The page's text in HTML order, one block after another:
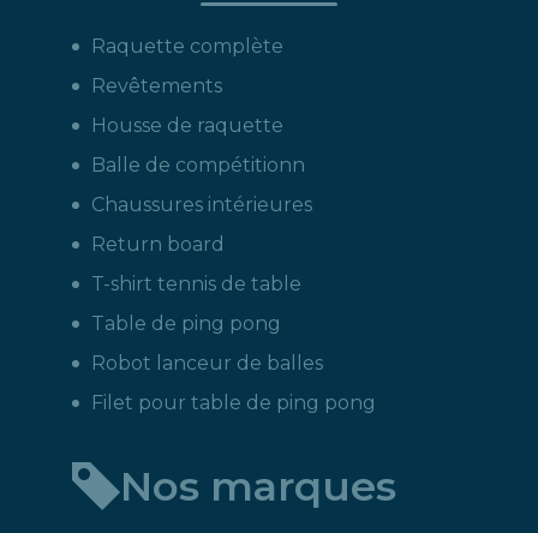
Raquette complète
Revêtements
Housse de raquette
Balle de compétitionn
Chaussures intérieures
Return board
T-shirt tennis de table
Table de ping pong
Robot lanceur de balles
Filet pour table de ping pong
Nos marques